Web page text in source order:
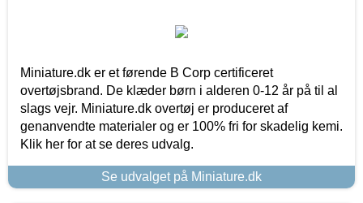
Miniature.dk er et førende B Corp certificeret
overtøjsbrand. De klæder børn i alderen 0-12 år på til al
slags vejr. Miniature.dk overtøj er produceret af
genanvendte materialer og er 100% fri for skadelig kemi.
Klik her for at se deres udvalg.
Se udvalget på Miniature.dk